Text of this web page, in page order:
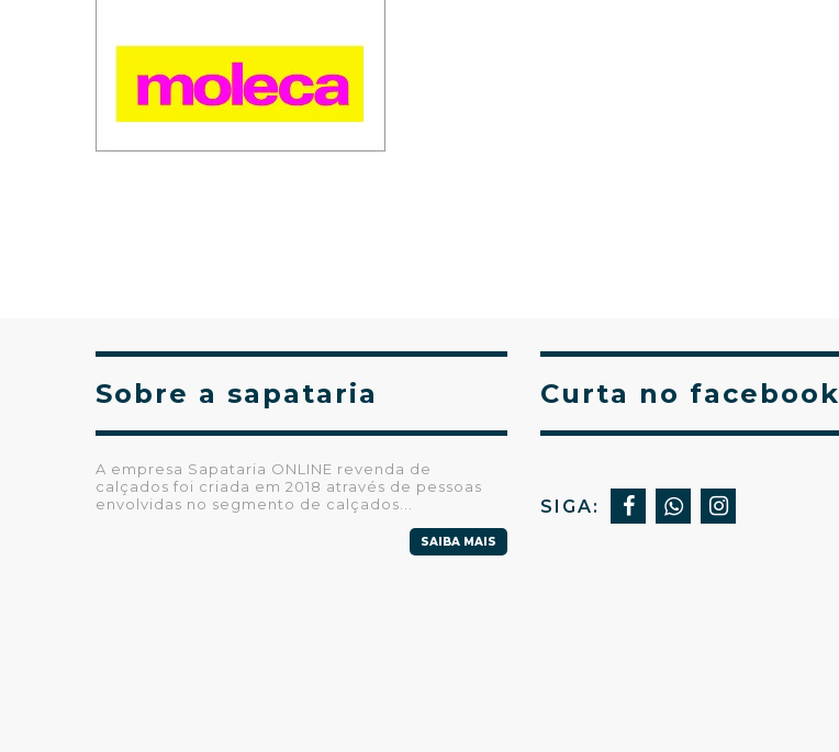
Sobre a sapataria
A empresa Sapataria ONLINE revenda de
calçados foi criada em 2018 através de pessoas
envolvidas no segmento de calçados...
SAIBA MAIS
Curta no facebook
SIGA: